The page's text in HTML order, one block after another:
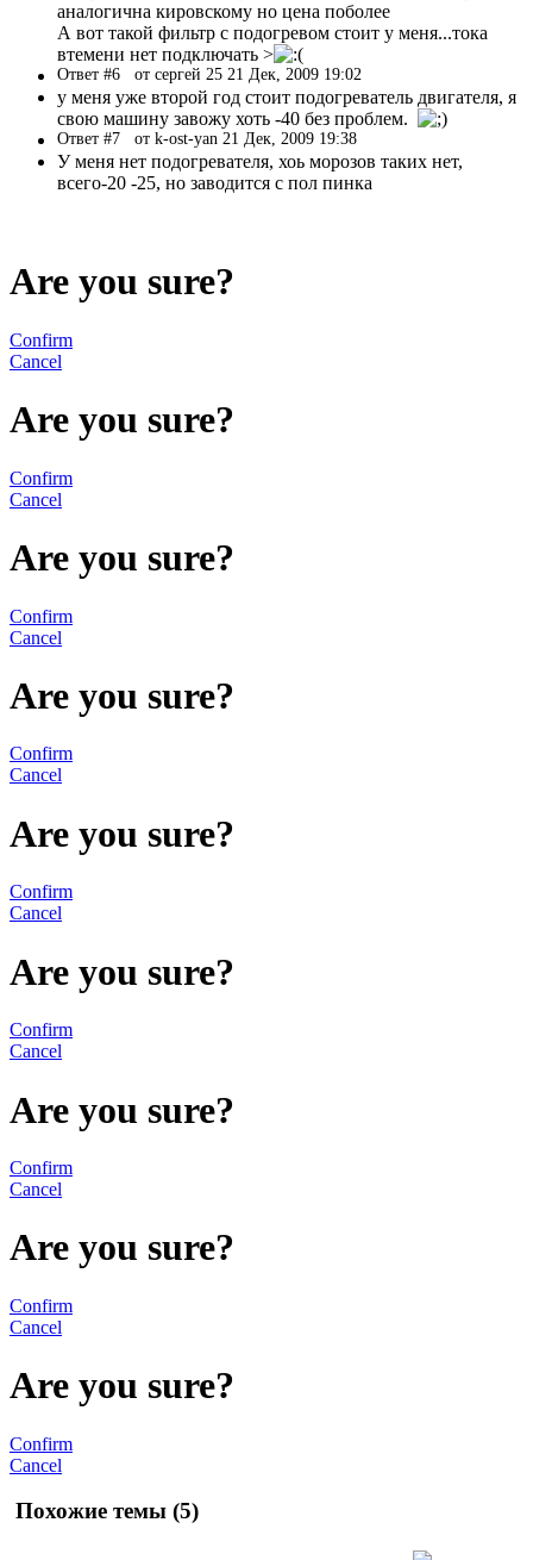
аналогична кировскому но цена поболее
А вот такой фильтр с подогревом стоит у меня...тока
втемени нет подключать >
Ответ #6 от сергей 25 21 Дек, 2009 19:02
у меня уже второй год стоит подогреватель двигателя, я
свою машину завожу хоть -40 без проблем.
Ответ #7 от k-ost-yan 21 Дек, 2009 19:38
У меня нет подогревателя, хоь морозов таких нет,
всего-20 -25, но заводится с пол пинка
Are you sure?
Confirm
Cancel
Are you sure?
Confirm
Cancel
Are you sure?
Confirm
Cancel
Are you sure?
Confirm
Cancel
Are you sure?
Confirm
Cancel
Are you sure?
Confirm
Cancel
Are you sure?
Confirm
Cancel
Are you sure?
Confirm
Cancel
Are you sure?
Confirm
Cancel
Похожие темы (5)